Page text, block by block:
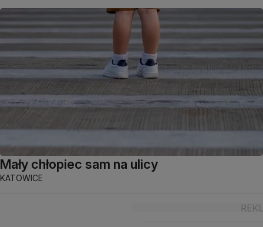
Mały chłopiec sam na ulicy
KATOWICE